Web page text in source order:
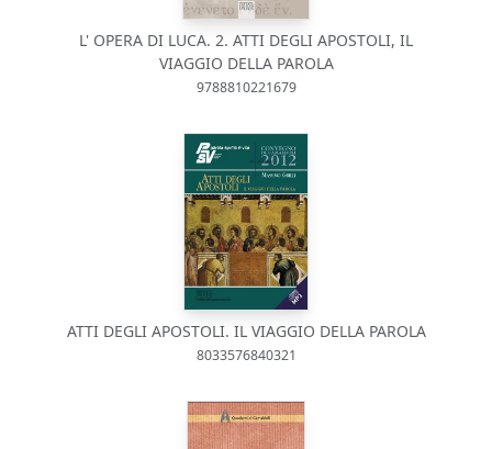
L' OPERA DI LUCA. 2. ATTI DEGLI APOSTOLI, IL
VIAGGIO DELLA PAROLA
9788810221679
ATTI DEGLI APOSTOLI. IL VIAGGIO DELLA PAROLA
8033576840321